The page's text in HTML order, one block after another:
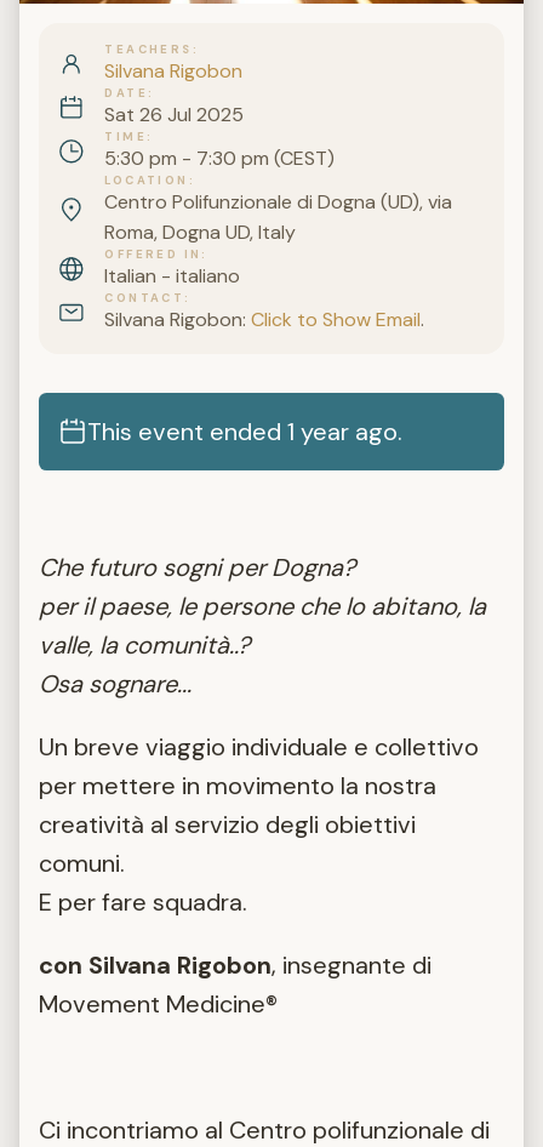
TEACHERS
Silvana Rigobon
DATE
Sat 26 Jul 2025
TIME
5:30 pm - 7:30 pm (CEST)
LOCATION
Centro Polifunzionale di Dogna (UD), via
Roma, Dogna UD, Italy
OFFERED IN
Italian - italiano
CONTACT
Silvana Rigobon:Click to Show Email.
This event ended 1 year ago.
Che futuro sogni per Dogna?
per il paese, le persone che lo abitano, la
valle, la comunità..?
Osa sognare...
Un breve viaggio individuale e collettivo
per mettere in movimento la nostra
creatività al servizio degli obiettivi
comuni.
E per fare squadra.
con Silvana Rigobon, insegnante di
Movement Medicine®
Ci incontriamo al Centro polifunzionale di